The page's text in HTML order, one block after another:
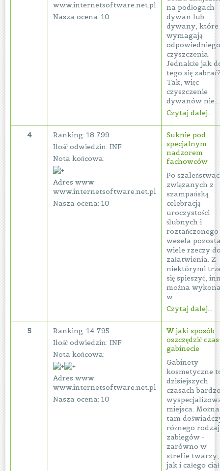
www.internetsoftware.net.pl
Nasza ocena: 10
na podłogach
dywan lub
dywany, które
wymagają
czyszczenia.
Jednakże jak
tego się
Tak, więc
czyszczenie
dywanów nie...
Czytaj dalej...
4
Ranking: 18 799
Ilość odwiedzin: INF
Nota końcowa:
Adres www:
www.internetsoftware.net.pl
Nasza ocena: 10
Suknie pod
specjalnym
nadzorem
fachowców
Po
związanych z
szampańską
celebracją
uroczystości
ślubnych i
roztańczonego
wesela
wiele rzeczy
załatwienia. Z
niektórymi
się spieszyć,
można
w...
Czytaj dalej...
5
Ranking: 14 795
Ilość odwiedzin: INF
Nota końcowa:
Adres www:
www.internetsoftware.net.pl
Nasza ocena: 10
W jaki sposób
oszczędzić
gabinecie
Gabinety
kosmetyczne
dzisiejszych
czasach
miejsca. Można
tam
różnego
zabiegów -
zarówno w
strefie twarzy,
jak i całego